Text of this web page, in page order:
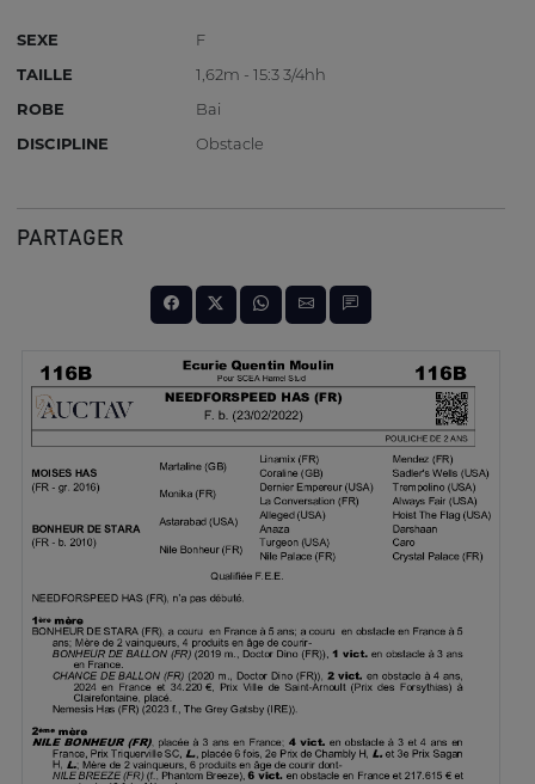
SEXE
F
TAILLE
1,62m - 15:3 3/4hh
ROBE
Bai
DISCIPLINE
Obstacle
PARTAGER